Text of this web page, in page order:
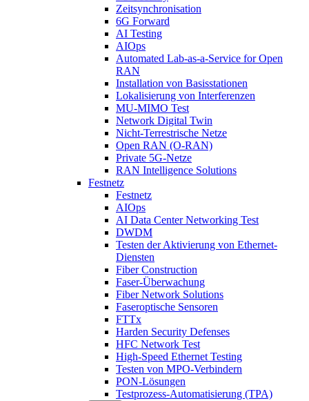
Zeitsynchronisation
6G Forward
AI Testing
AIOps
Automated Lab-as-a-Service for Open
RAN
Installation von Basisstationen
Lokalisierung von Interferenzen
MU-MIMO Test
Network Digital Twin
Nicht-Terrestrische Netze
Open RAN (O-RAN)
Private 5G-Netze
RAN Intelligence Solutions
Festnetz
Festnetz
AIOps
AI Data Center Networking Test
DWDM
Testen der Aktivierung von Ethernet-
Diensten
Fiber Construction
Faser-Überwachung
Fiber Network Solutions
Faseroptische Sensoren
FTTx
Harden Security Defenses
HFC Network Test
High-Speed Ethernet Testing
Testen von MPO-Verbindern
PON-Lösungen
Testprozess-Automatisierung (TPA)